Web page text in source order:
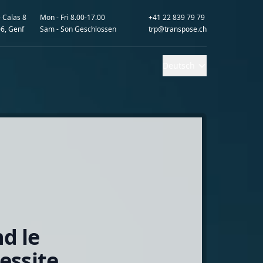
Calas 8
Genf
Mon - Fri 8.00-17.00
Sam - Son Geschlossen
+41 22 839 79 79
trp@transpose.ch
le